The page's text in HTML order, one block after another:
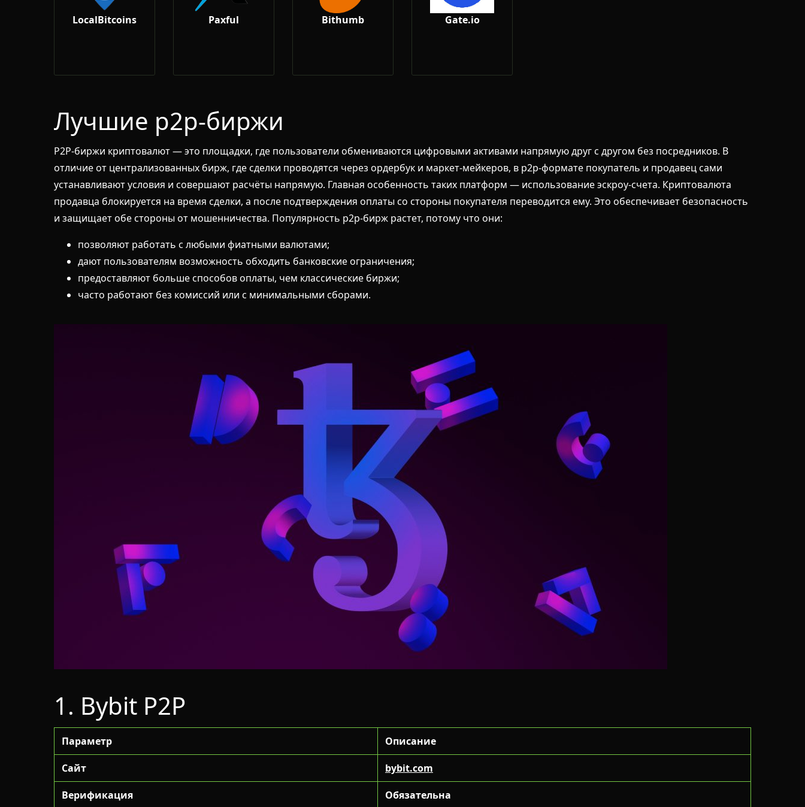
LocalBitcoins Paxful Bithumb Gate.io
Лучшие p2p-биржи
P2P-биржи криптовалют — это площадки, где пользователи обмениваются цифровыми активами напрямую друг с другом без посредников. В
отличие от централизованных бирж, где сделки проводятся через ордербук и маркет-мейкеров, в p2p-формате покупатель и продавец сами
устанавливают условия и совершают расчёты напрямую. Главная особенность таких платформ — использование эскроу-счета. Криптовалюта
продавца блокируется на время сделки, а после подтверждения оплаты со стороны покупателя переводится ему. Это обеспечивает безопасность
и защищает обе стороны от мошенничества. Популярность p2p-бирж растет, потому что они:
позволяют работать с любыми фиатными валютами;
дают пользователям возможность обходить банковские ограничения;
предоставляют больше способов оплаты, чем классические биржи;
часто работают без комиссий или с минимальными сборами.
1. Bybit P2P
Параметр Описание
Сайт bybit.com
Верификация Обязательна